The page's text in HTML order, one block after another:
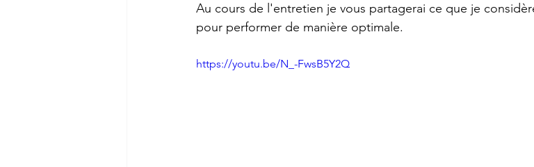
Au cours de l'entretien je vous partagerai ce que je
pour performer de manière optimale.
https://youtu.be/N_-FwsB5Y2Q